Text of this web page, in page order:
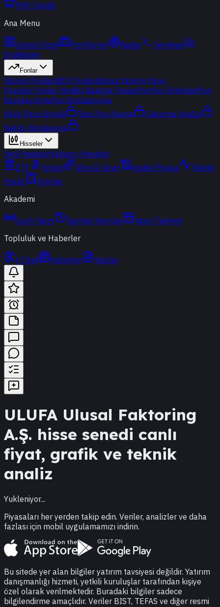
PRO Üyelik
Ana Menu
Günün Özeti Portföyüm Radar
Terminal
Endeksler
Fonlar
Yatırım FonlarıBES FonlarıBorsa Yatırım Fonu
Popüler Fonlar YeniBir Bakışta FonlarPortföy ŞirketleriFon
KarşılaştırmaFon Simülasyonu
Akıllı Para Sinyali
Ters Fon Arama
Çakışma Analizi
Sektör Rotasyonu
Hisseler
Yerli HisselerYabancı Hisseler
ETF
Kripto Altın & Döviz Vadeli Piyasa
Teknik
Analiz
Araçlar
Akademi
Canlı Yayın Geçmiş Yayınlar
Yayın Takvimi
Topluluk ve Haberler
t-Chat Haberler Yazılar
ULUFA Ulusal Faktoring
A.Ş. hisse senedi canlı
fiyat, grafik ve teknik
analiz
Yukleniyor...
Piyasaları her yerden takip edin. Veriler, analizler ve daha
fazlası için mobil uygulamamızı indirin.
Bu sitede yer alan bilgiler yatırım tavsiyesi değildir. Yatırım
danışmanlığı hizmeti, yetkili kuruluşlar tarafından kişiye
özel olarak verilmektedir. Buradaki bilgiler sadece
bilgilendirme amaçlıdır. Veriler BIST, TEFAS ve diğer resmi